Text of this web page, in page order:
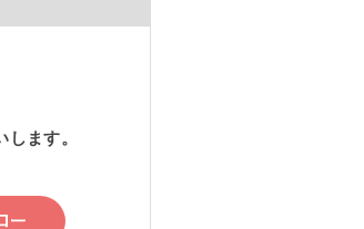
します。